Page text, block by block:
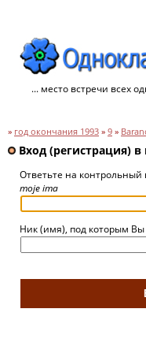
... место встречи всех
» год окончания 1993 » 9 »
Вход (регистрация) в
Ответьте на контрольный
moje ima
Ник (имя), под которым Вы